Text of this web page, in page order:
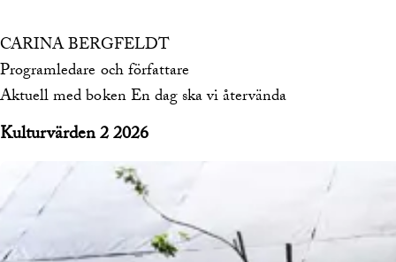
CARINA BERGFELDT
Programledare och författare
Aktuell med boken En dag ska vi återvända
Kulturvärden 2 2026